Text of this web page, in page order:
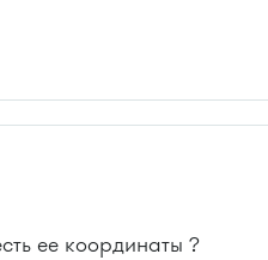
ее координаты ?